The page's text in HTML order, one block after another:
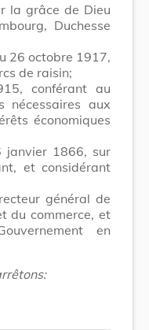
la grâce de Dieu
Duchesse
26 octobre 1917,
de raisin;
conférant au
nécessaires aux
économiques
1866, sur
et considérant
général de
du commerce, et
en